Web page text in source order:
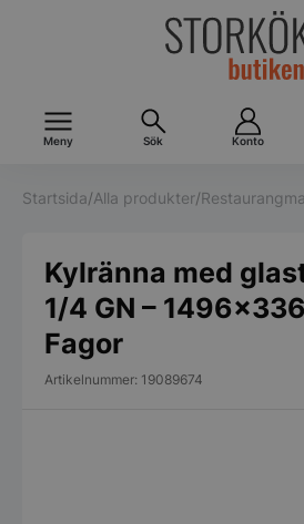
Meny Sök Konto
Startsida/Alla produkter/
Kylränna med
1/4 GN –
Fagor
Artikelnummer: 19089674